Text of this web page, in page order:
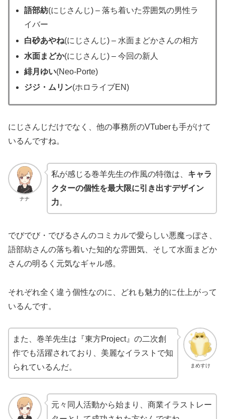
語部紡(にじさんじ) – 落ち着いた雰囲気の男性ラ
イバー
白砂あやね(にじさんじ) – 水面まどかさんの相方
水面まどか(にじさんじ) – 今回の新人
緋月ゆい(Neo-Porte)
ジジ・ムリン(ホロライブEN)
にじさんじだけでなく、他の事務所のVTuberも手がけて
いるんですね。
ナナ
私が感じる巻羊先生の作風の特徴は、 キャラ
クターの個性を最大限に引き出すデザイン
力。
でびでび・でびるさんのコミカルで愛らしい悪魔っぽさ、
語部紡さんの落ち着いた知的な雰囲気、そして水面まどか
さんの明るく元気なギャル感。
それぞれ全く違う個性なのに、どれも魅力的に仕上がって
いるんです。
まめすけ
また、巻羊先生は『東方Project』の二次創
作でも活躍されており、美麗なイラストで知
られているんだ。
元々同人活動から始まり、商業イラストレー